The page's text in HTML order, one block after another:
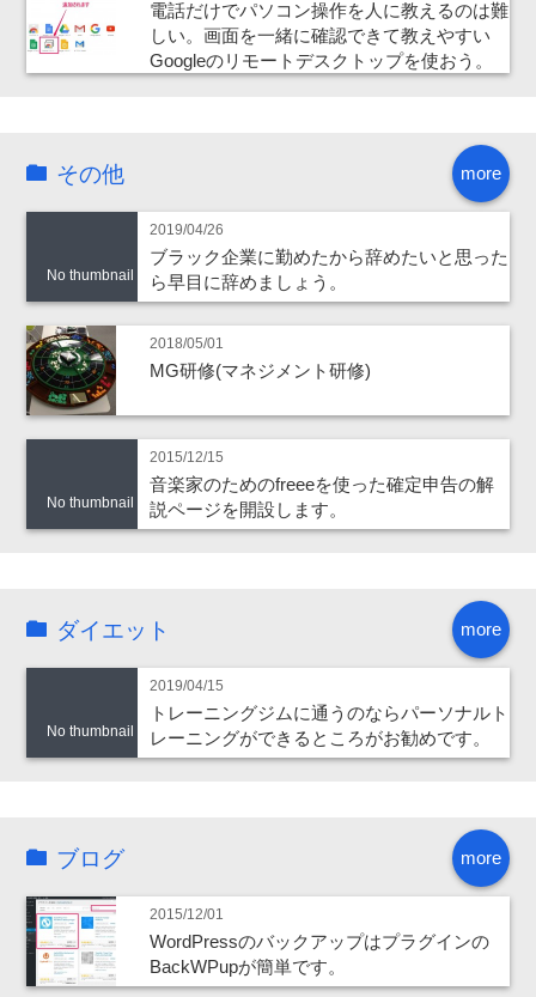
電話だけでパソコン操作を人に教えるのは難
しい。画面を一緒に確認できて教えやすい
Googleのリモートデスクトップを使おう。
more
その他
No thumbnail
2019/04/26
ブラック企業に勤めたから辞めたいと思った
ら早目に辞めましょう。
2018/05/01
MG研修(マネジメント研修)
No thumbnail
2015/12/15
音楽家のためのfreeeを使った確定申告の解
説ページを開設します。
more
ダイエット
No thumbnail
2019/04/15
トレーニングジムに通うのならパーソナルト
レーニングができるところがお勧めです。
more
ブログ
2015/12/01
WordPressのバックアップはプラグインの
BackWPupが簡単です。